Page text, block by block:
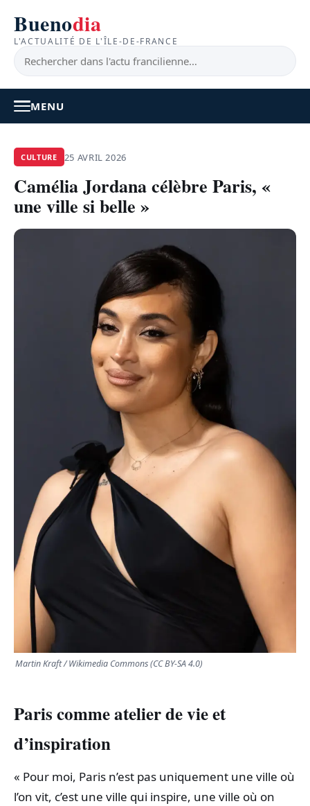
Buenodia
L'ACTUALITÉ DE L'ÎLE-DE-FRANCE
MENU
ACTUALITÉ
CULTURE
SCIENCES & TECH
CULTURE 25 AVRIL 2026
Camélia Jordana célèbre Paris, «
une ville si belle »
Martin Kraft / Wikimedia Commons (CC BY-SA 4.0)
Paris comme atelier de vie et
d’inspiration
« Pour moi, Paris n’est pas uniquement une ville où
l’on vit, c’est une ville qui inspire, une ville où on